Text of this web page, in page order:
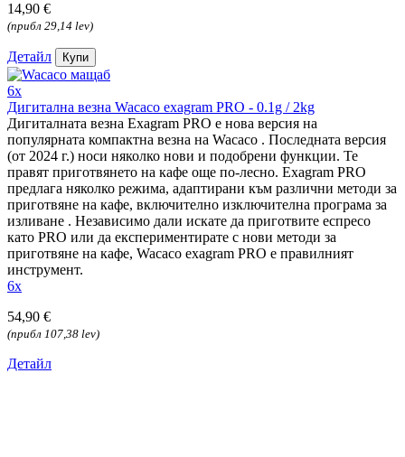
14,90 €
(прибл 29,14 lev)
Детайл Купи
6x
Дигитална везна Wacaco exagram PRO - 0.1g / 2kg
Дигиталната везна Exagram PRO е нова версия на
популярната компактна везна на Wacaco . Последната версия
(от 2024 г.) носи няколко нови и подобрени функции. Те
правят приготвянето на кафе още по-лесно. Exagram PRO
предлага няколко режима, адаптирани към различни методи за
приготвяне на кафе, включително изключителна програма за
изливане . Независимо дали искате да приготвите еспресо
като PRO или да експериментирате с нови методи за
приготвяне на кафе, Wacaco exagram PRO е правилният
инструмент.
6x
54,90 €
(прибл 107,38 lev)
Детайл